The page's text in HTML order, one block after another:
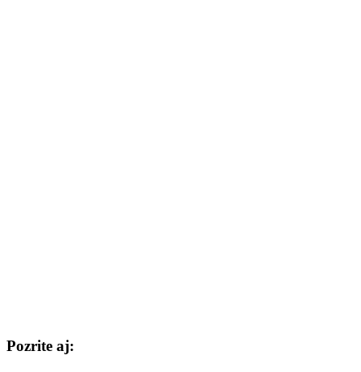
Pozrite aj: